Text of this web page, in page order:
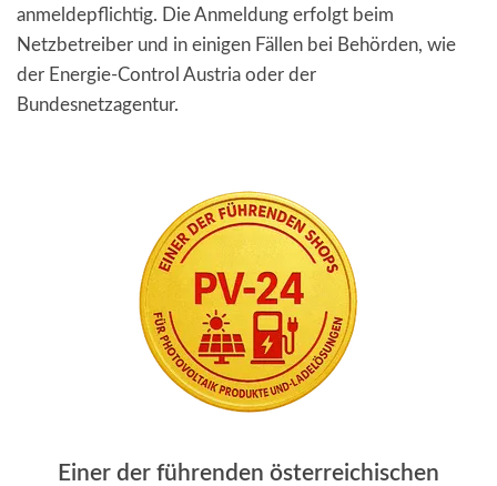
anmeldepflichtig. Die Anmeldung erfolgt beim
Netzbetreiber und in einigen Fällen bei Behörden, wie
der Energie-Control Austria oder der
Bundesnetzagentur.
Einer der führenden österreichischen